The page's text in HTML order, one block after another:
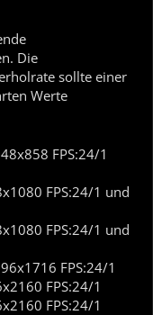
Die
sollte einer
Werte
FPS:24/1
FPS:24/1 und
FPS:24/1 und
FPS:24/1
FPS:24/1
FPS:24/1